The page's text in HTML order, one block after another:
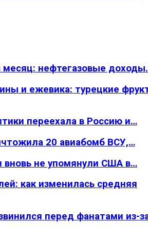
месяц: нефтегазовые
и ежевика: турецкие
переехала в Россию и…
20 авиабомб ВСУ,…
вновь не упомянули США в…
как изменилась средняя
перед фанатами из-